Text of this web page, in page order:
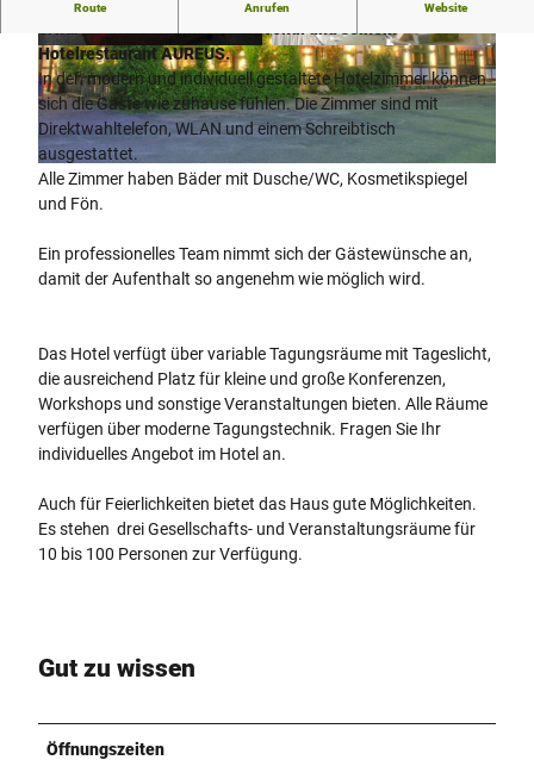
© CC-BY-SA
©CC-BY-SA © CC-BY-SA
Route Anrufen Website
Hotelrestaurant AUREUS.
In den modern und individuell gestaltete Hotelzimmer können
sich die Gäste wie zuhause fühlen. Die Zimmer sind mit
Direktwahltelefon, WLAN und einem Schreibtisch
ausgestattet.
Alle Zimmer haben Bäder mit Dusche/WC, Kosmetikspiegel
und Fön.
Ein professionelles Team nimmt sich der Gästewünsche an,
damit der Aufenthalt so angenehm wie möglich wird.
Das Hotel verfügt über variable Tagungsräume mit Tageslicht,
die ausreichend Platz für kleine und große Konferenzen,
Workshops und sonstige Veranstaltungen bieten. Alle Räume
verfügen über moderne Tagungstechnik. Fragen Sie Ihr
individuelles Angebot im Hotel an.
Auch für Feierlichkeiten bietet das Haus gute Möglichkeiten.
Es stehen drei Gesellschafts- und Veranstaltungsräume für
10 bis 100 Personen zur Verfügung.
Gut zu wissen
Öffnungszeiten